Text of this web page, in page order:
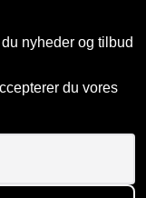
nyheder og tilbud
du vores